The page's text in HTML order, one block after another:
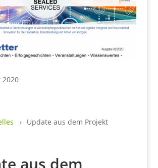
2020
Update aus dem Projekt